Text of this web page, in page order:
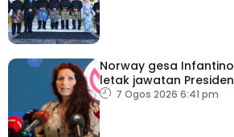
Norway gesa Infantino
letak jawatan Presiden
FIFA7 Ogos 2026 6:41 pm